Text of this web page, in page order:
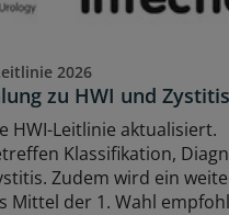
2026
zu HWI und Zystitis
HWI-Leitlinie aktualisiert.
Klassifikation,
Zudem wird ein
Mittel der 1. Wahl